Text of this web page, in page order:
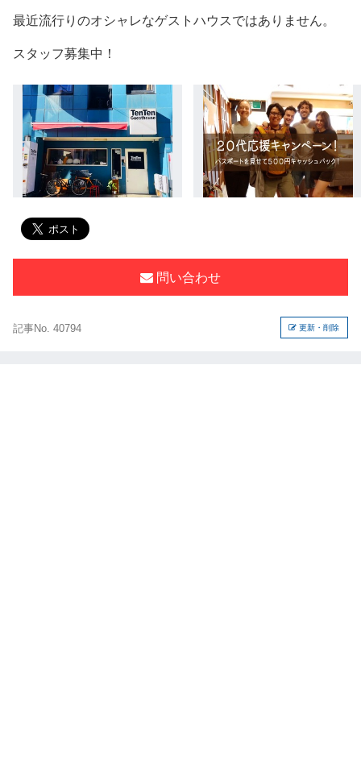
最近流行りのオシャレなゲストハウスではありません。
スタッフ募集中！
問い合わせ
記事No. 40794 更新・削除